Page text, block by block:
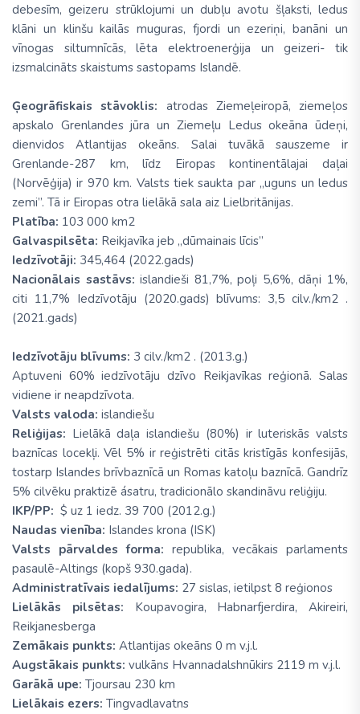
debesīm, geizeru strūklojumi un dubļu avotu šļaksti, ledus
klāni un klinšu kailās muguras, fjordi un ezeriņi, banāni un
vīnogas siltumnīcās, lēta elektroenerģija un geizeri- tik
izsmalcināts skaistums sastopams Islandē.
Ģeogrāfiskais stāvoklis: atrodas Ziemeļeiropā, ziemeļos
apskalo Grenlandes jūra un Ziemeļu Ledus okeāna ūdeņi,
dienvidos Atlantijas okeāns. Salai tuvākā sauszeme ir
Grenlande-287 km, līdz Eiropas kontinentālajai daļai
(Norvēģija) ir 970 km. Valsts tiek saukta par „uguns un ledus
zemi”. Tā ir Eiropas otra lielākā sala aiz Lielbritānijas.
Platība: 103 000 km2
Galvaspilsēta: Reikjavīka jeb „dūmainais līcis”
Iedzīvotāji: 345,464 (2022.gads)
Nacionālais sastāvs:islandieši 81,7%, poļi 5,6%, dāņi 1%,
citi 11,7% Iedzīvotāju (2020.gads) blīvums: 3,5 cilv./km2 .
(2021.gads)
Iedzīvotāju blīvums: 3 cilv./km2 . (2013.g.)
Aptuveni 60% iedzīvotāju dzīvo Reikjavīkas reģionā. Salas
vidiene ir neapdzīvota.
Valsts valoda: islandiešu
Reliģijas: Lielākā daļa islandiešu (80%) ir luteriskās valsts
baznīcas locekļi. Vēl 5% ir reģistrēti citās kristīgās konfesijās,
tostarp Islandes brīvbaznīcā un Romas katoļu baznīcā. Gandrīz
5% cilvēku praktizē ásatru, tradicionālo skandināvu reliģiju.
IKP/PP: $ uz 1 iedz. 39 700 (2012.g.)
Naudas vienība: Islandes krona (ISK)
Valsts pārvaldes forma: republika, vecākais parlaments
pasaulē-Altings (kopš 930.gada).
Administratīvais iedalījums: 27 sislas, ietilpst 8 reģionos
Lielākās pilsētas: Koupavogira, Habnarfjerdira, Akireiri,
Reikjanesberga
Zemākais punkts: Atlantijas okeāns 0 m v.j.l.
Augstākais punkts: vulkāns Hvannadalshnūkirs 2119 m v.j.l.
Garākā upe: Tjoursau 230 km
Lielākais ezers: Tingvadlavatns